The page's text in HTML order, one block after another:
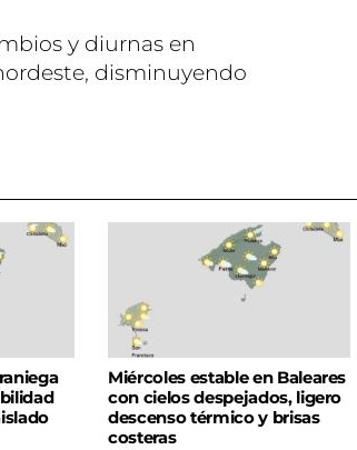
y diurnas en
disminuyendo
Miércoles estable en Baleares
con cielos despejados, ligero
descenso térmico y brisas
costeras